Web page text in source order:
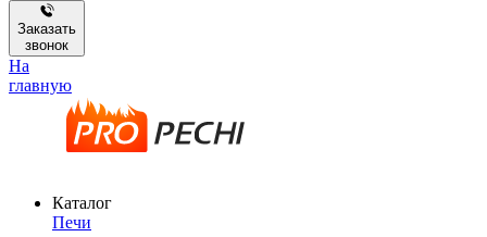
Заказать
звонок
На
главную
Каталог
Печи